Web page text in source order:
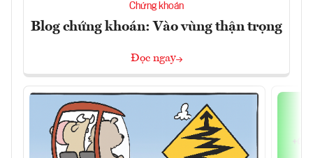
Chứng khoán
Blog chứng khoán: Vào vùng thận trọng
Đọc ngay